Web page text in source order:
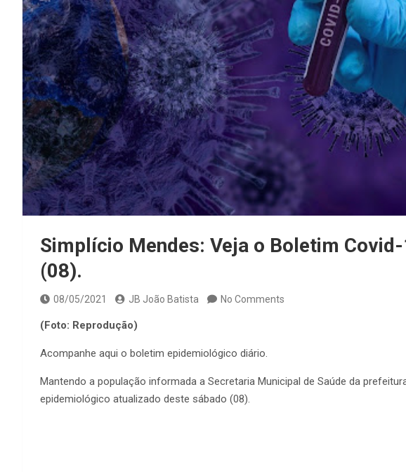
Simplício Mendes: Veja o Boletim
(08).
08/05/2021 JB João Batista No Comments
(Foto: Reprodução)
Acompanhe aqui o boletim epidemiológico diário.
Mantendo a população informada a Secretaria Municipal de Saúde da
epidemiológico atualizado deste sábado (08).